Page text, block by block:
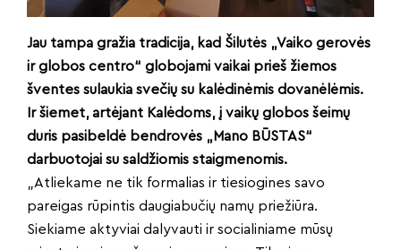
Jau tampa gražia tradicija, kad Šilutės „Vaiko gerovės
ir globos centro“ globojami vaikai prieš žiemos
šventes sulaukia svečių su kalėdinėmis dovanėlėmis.
Ir šiemet, artėjant Kalėdoms, į vaikų globos šeimų
duris pasibeldė bendrovės „Mano BŪSTAS“
darbuotojai su saldžiomis staigmenomis.
„Atliekame ne tik formalias ir tiesiogines savo
pareigas rūpintis daugiabučių namų priežiūra.
Siekiame aktyviai dalyvauti ir socialiniame mūsų